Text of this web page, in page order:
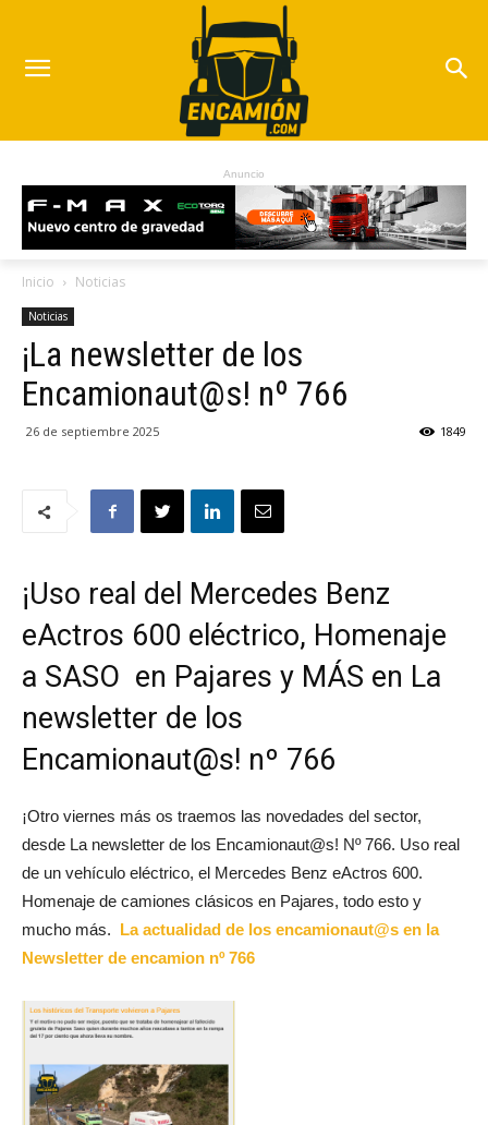
Anuncio
Inicio Noticias
Noticias
¡La newsletter de los
Encamionaut@s! nº 766
26 de septiembre 2025 1849
¡Uso real del Mercedes Benz
eActros 600 eléctrico, Homenaje
a SASO en Pajares y MÁS en La
newsletter de los
Encamionaut@s! nº 766
¡Otro viernes más os traemos las novedades del sector,
desde La newsletter de los Encamionaut@s! Nº 766. Uso real
de un vehículo eléctrico, el Mercedes Benz eActros 600.
Homenaje de camiones clásicos en Pajares, todo esto y
mucho más. La actualidad de los encamionaut@s en la
Newsletter de encamion nº 766